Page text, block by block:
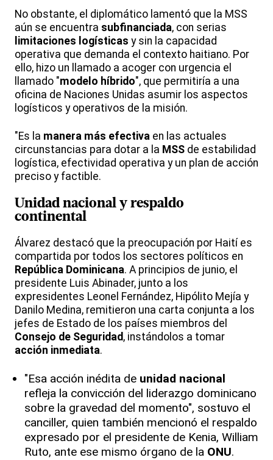
No obstante, el diplomático lamentó que la MSS
aún se encuentra subfinanciada, con serias
limitaciones logísticas y sin la capacidad
operativa que demanda el contexto haitiano. Por
ello, hizo un llamado a acoger con urgencia el
llamado "modelo híbrido", que permitiría a una
oficina de Naciones Unidas asumir los aspectos
logísticos y operativos de la misión.
"Es la manera más efectiva en las actuales
circunstancias para dotar a la MSS de estabilidad
logística, efectividad operativa y un plan de acción
preciso y factible.
Unidad nacional y respaldo
continental
Álvarez destacó que la preocupación por Haití es
compartida por todos los sectores políticos en
República Dominicana. A principios de junio, el
presidente Luis Abinader, junto a los
expresidentes Leonel Fernández, Hipólito Mejía y
Danilo Medina, remitieron una carta conjunta a los
jefes de Estado de los países miembros del
Consejo de Seguridad, instándolos a tomar
acción inmediata.
"Esa acción inédita de unidad nacional
refleja la convicción del liderazgo dominicano
sobre la gravedad del momento", sostuvo el
canciller, quien también mencionó el respaldo
expresado por el presidente de Kenia, William
Ruto, ante ese mismo órgano de la ONU.